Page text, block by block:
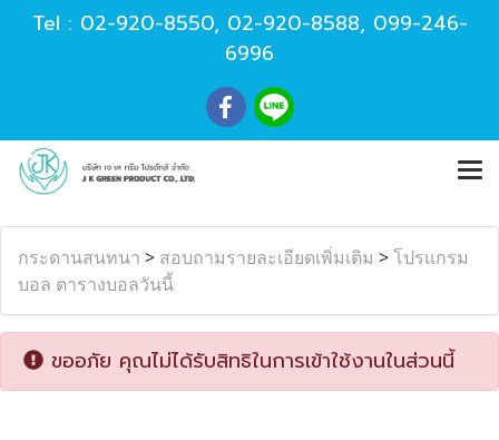
Tel : 02-920-8550, 02-920-8588, 099-246-
6996
กระดานสนทนา > สอบถามรายละเอียดเพิ่มเติม >โปรแกรม
บอล ตารางบอลวันนี้
ขออภัย คุณไม่ได้รับสิทธิในการเข้าใช้งานในส่วนนี้